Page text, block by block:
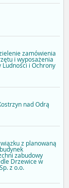
zamówienia
i wyposażenia
i Ochrony
nad Odrą
z planowaną
zabudowy
Drzewice w
z o.o.